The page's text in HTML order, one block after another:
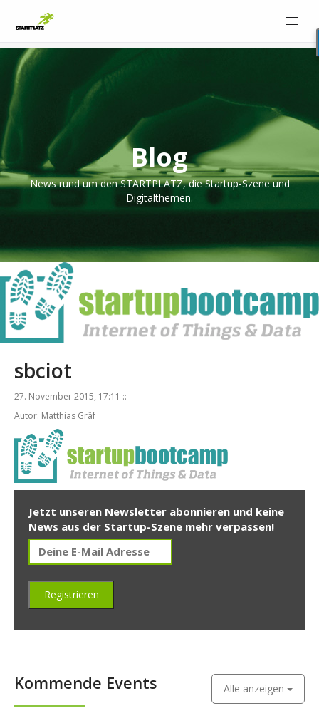
Blog
News rund um den STARTPLATZ, die Startup-Szene und
Digitalthemen.
sbciot
27. November 2015, 17:11 ::
Autor: Matthias Gräf
Jetzt unseren Newsletter abonnieren und keine
News aus der Startup-Szene mehr verpassen!
Kommende Events Alle anzeigen